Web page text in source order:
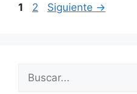
1 2 Siguiente →